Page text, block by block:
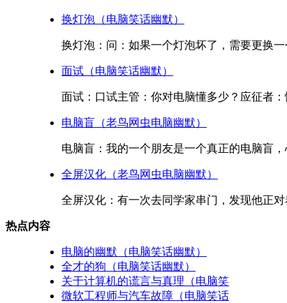
换灯泡（电脑笑话幽默）
换灯泡：问：如果一个灯泡坏了，需要更换
面试（电脑笑话幽默）
面试：口试主管：你对电脑懂多少？应征者
电脑盲（老鸟网虫电脑幽默）
电脑盲：我的一个朋友是一个真正的电脑盲
全屏汉化（老鸟网虫电脑幽默）
全屏汉化：有一次去同学家串门，发现他正
热点内容
电脑的幽默（电脑笑话幽默）
全才的狗（电脑笑话幽默）
关于计算机的谎言与真理（电脑笑
微软工程师与汽车故障（电脑笑话